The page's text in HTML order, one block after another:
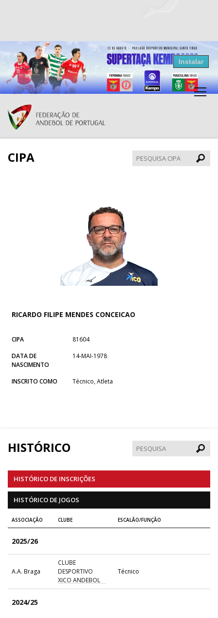
Resultados Andebol
Federação de Andebol de Portugal
Grátis - Disponivel na Play Store
Instalar
CIPA
CIPA
RICARDO FILIPE MENDES CONCEICAO
CIPA
81604
DATA DE
NASCIMENTO
14-MAI-1978
INSCRITO COMO Técnico, Atleta
HISTÓRICO
HISTÓRICO DE INSCRIÇÕES
HISTÓRICO DE JOGOS
ASSOCIAÇÃO CLUBE ESCALÃO/FUNÇÃO
2025/26
A.A. Braga
CLUBE
DESPORTIVO
XICO ANDEBOL
Técnico
2024/25